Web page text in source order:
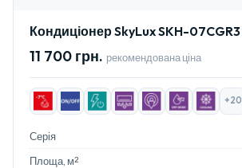
Кондиціонер SkyLux SKH-07CGR3
11 700 грн. рекомендована ціна
+20
Серія
Площа, м²